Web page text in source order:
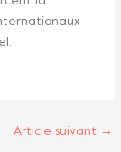
Article suivant →